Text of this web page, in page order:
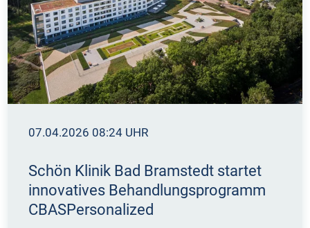
07.04.2026 08:24 UHR
Schön Klinik Bad Bramstedt startet
innovatives Behandlungsprogramm
CBASPersonalized